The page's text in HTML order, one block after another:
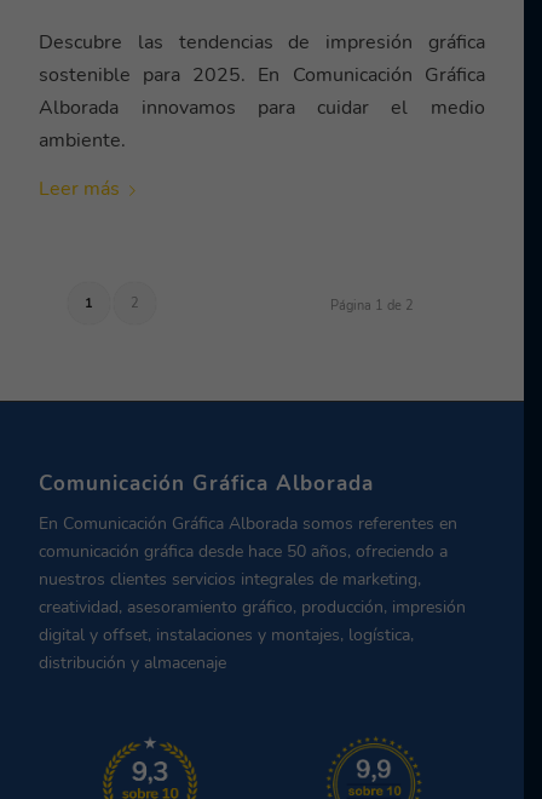
Descubre las tendencias de impresión gráfica
sostenible para 2025. En Comunicación Gráfica
Alborada innovamos para cuidar el medio
ambiente.
Leer más
Página 1 de 2
1 2
Comunicación Gráfica Alborada
En Comunicación Gráfica Alborada somos referentes en
comunicación gráfica desde hace 50 años, ofreciendo a
nuestros clientes servicios integrales de marketing,
creatividad, asesoramiento gráfico, producción, impresión
digital y offset, instalaciones y montajes, logística,
distribución y almacenaje